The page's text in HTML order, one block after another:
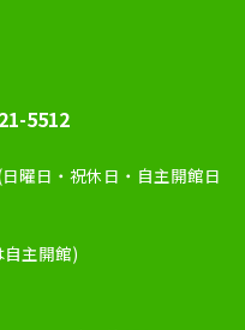
5512
曜日・祝休日・自主開館日
主開館)